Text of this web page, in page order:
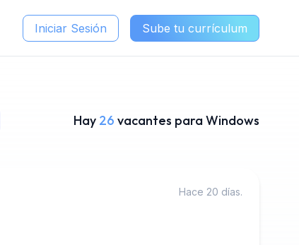
Iniciar Sesión Sube tu currículum
Hay 26 vacantes para Windows
Hace 20 días.